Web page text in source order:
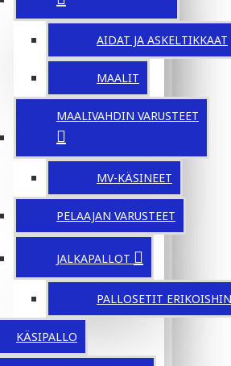
AIDAT JA ASKELTIKKAAT
MAALIT
MAALIVAHDIN VARUSTEET
MV-KÄSINEET
PELAAJAN VARUSTEET
JALKAPALLOT
PALLOSETIT
KÄSIPALLO